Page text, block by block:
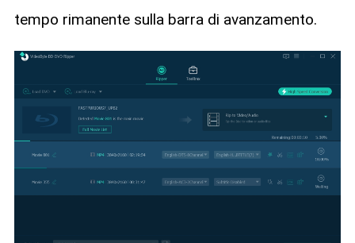
tempo rimanente sulla barra di avanzamento.